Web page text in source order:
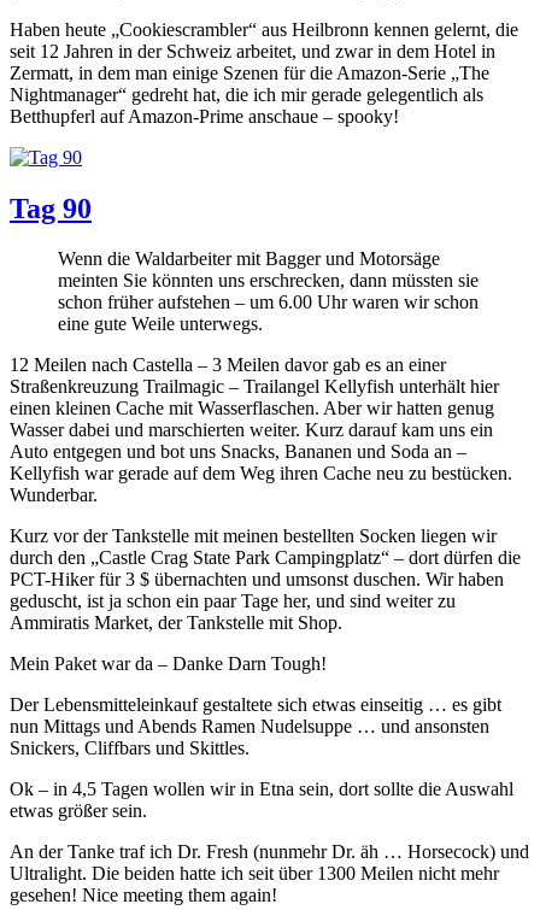
Haben heute „Cookiescrambler“ aus Heilbronn kennen gelernt, die
seit 12 Jahren in der Schweiz arbeitet, und zwar in dem Hotel in
Zermatt, in dem man einige Szenen für die Amazon-Serie „The
Nightmanager“ gedreht hat, die ich mir gerade gelegentlich als
Betthupferl auf Amazon-Prime anschaue – spooky!
Tag 90
Wenn die Waldarbeiter mit Bagger und Motorsäge
meinten Sie könnten uns erschrecken, dann müssten sie
schon früher aufstehen – um 6.00 Uhr waren wir schon
eine gute Weile unterwegs.
12 Meilen nach Castella – 3 Meilen davor gab es an einer
Straßenkreuzung Trailmagic – Trailangel Kellyfish unterhält hier
einen kleinen Cache mit Wasserflaschen. Aber wir hatten genug
Wasser dabei und marschierten weiter. Kurz darauf kam uns ein
Auto entgegen und bot uns Snacks, Bananen und Soda an –
Kellyfish war gerade auf dem Weg ihren Cache neu zu bestücken.
Wunderbar.
Kurz vor der Tankstelle mit meinen bestellten Socken liegen wir
durch den „Castle Crag State Park Campingplatz“ – dort dürfen die
PCT-Hiker für 3 $ übernachten und umsonst duschen. Wir haben
geduscht, ist ja schon ein paar Tage her, und sind weiter zu
Ammiratis Market, der Tankstelle mit Shop.
Mein Paket war da – Danke Darn Tough!
Der Lebensmitteleinkauf gestaltete sich etwas einseitig … es gibt
nun Mittags und Abends Ramen Nudelsuppe … und ansonsten
Snickers, Cliffbars und Skittles.
Ok – in 4,5 Tagen wollen wir in Etna sein, dort sollte die Auswahl
etwas größer sein.
An der Tanke traf ich Dr. Fresh (nunmehr Dr. äh … Horsecock) und
Ultralight. Die beiden hatte ich seit über 1300 Meilen nicht mehr
gesehen! Nice meeting them again!